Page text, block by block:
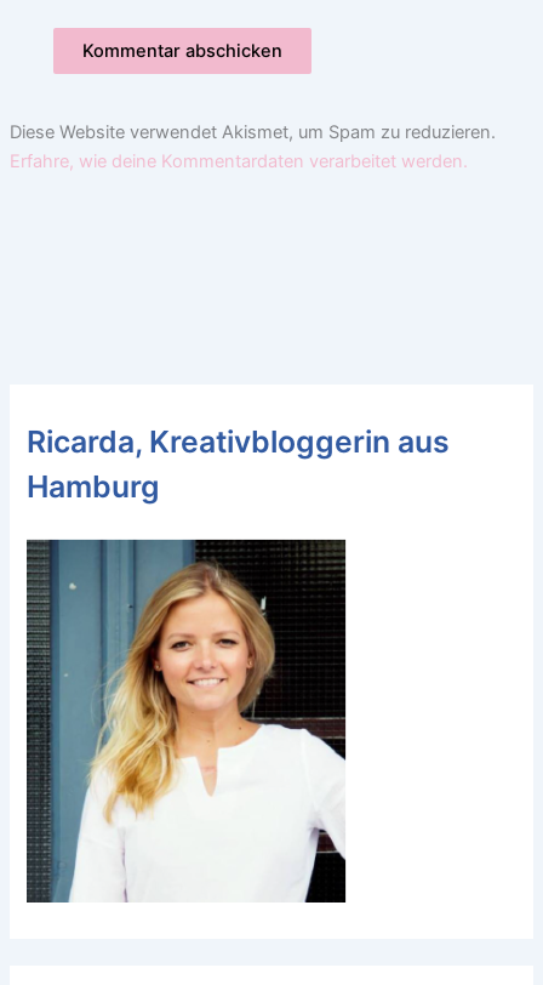
Diese Website verwendet Akismet, um Spam zu reduzieren.
Erfahre, wie deine Kommentardaten verarbeitet werden.
Ricarda, Kreativbloggerin aus
Hamburg